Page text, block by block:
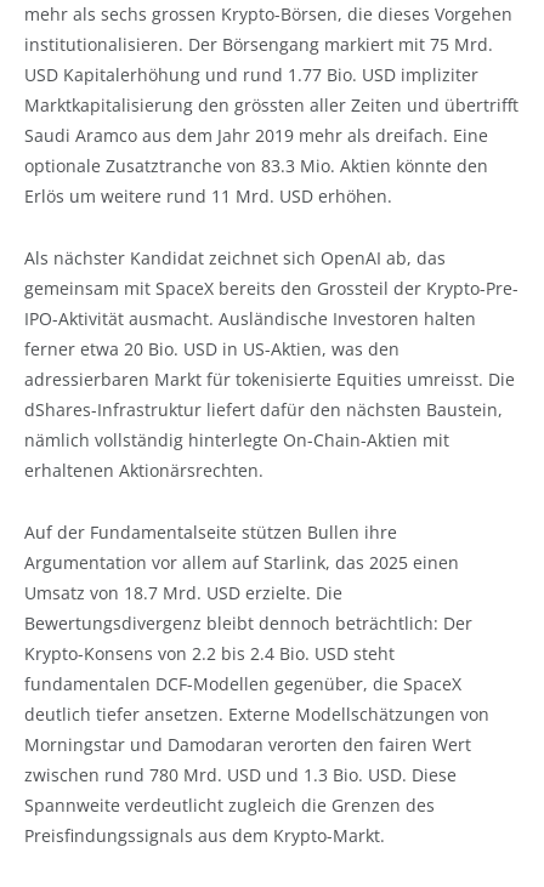
mehr als sechs grossen Krypto-Börsen, die dieses Vorgehen
institutionalisieren. Der Börsengang markiert mit 75 Mrd.
USD Kapitalerhöhung und rund 1.77 Bio. USD impliziter
Marktkapitalisierung den grössten aller Zeiten und übertrifft
Saudi Aramco aus dem Jahr 2019 mehr als dreifach. Eine
optionale Zusatztranche von 83.3 Mio. Aktien könnte den
Erlös um weitere rund 11 Mrd. USD erhöhen.
Als nächster Kandidat zeichnet sich OpenAI ab, das
gemeinsam mit SpaceX bereits den Grossteil der Krypto-Pre-
IPO-Aktivität ausmacht. Ausländische Investoren halten
ferner etwa 20 Bio. USD in US-Aktien, was den
adressierbaren Markt für tokenisierte Equities umreisst. Die
dShares-Infrastruktur liefert dafür den nächsten Baustein,
nämlich vollständig hinterlegte On-Chain-Aktien mit
erhaltenen Aktionärsrechten.
Auf der Fundamentalseite stützen Bullen ihre
Argumentation vor allem auf Starlink, das 2025 einen
Umsatz von 18.7 Mrd. USD erzielte. Die
Bewertungsdivergenz bleibt dennoch beträchtlich: Der
Krypto-Konsens von 2.2 bis 2.4 Bio. USD steht
fundamentalen DCF-Modellen gegenüber, die SpaceX
deutlich tiefer ansetzen. Externe Modellschätzungen von
Morningstar und Damodaran verorten den fairen Wert
zwischen rund 780 Mrd. USD und 1.3 Bio. USD. Diese
Spannweite verdeutlicht zugleich die Grenzen des
Preisfindungssignals aus dem Krypto-Markt.